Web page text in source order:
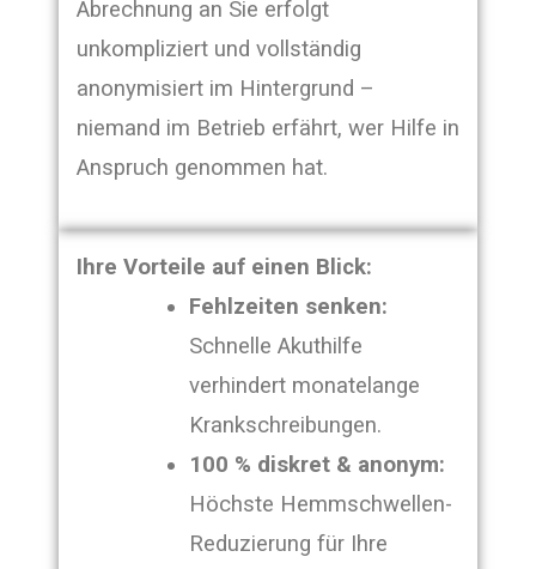
Abrechnung an Sie erfolgt
unkompliziert und vollständig
anonymisiert im Hintergrund –
niemand im Betrieb erfährt, wer Hilfe in
Anspruch genommen hat.
Ihre Vorteile auf einen Blick:
Fehlzeiten senken:
Schnelle Akuthilfe
verhindert monatelange
Krankschreibungen.
100 % diskret & anonym:
Höchste Hemmschwellen-
Reduzierung für Ihre